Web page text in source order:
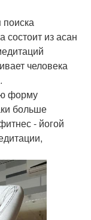
поиска
состоит из асан
человека
форму
больше
- йогой